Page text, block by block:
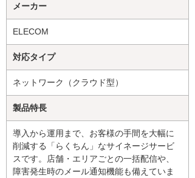
メーカー
ELECOM
対応タイプ
ネットワーク（クラウド型）
製品特長
導入から運用まで、お客様の手間を大幅に
削減する「らくちん」なサイネージサービ
スです。店舗・エリアごとの一括配信や、
障害発生時のメール通知機能も備えていま